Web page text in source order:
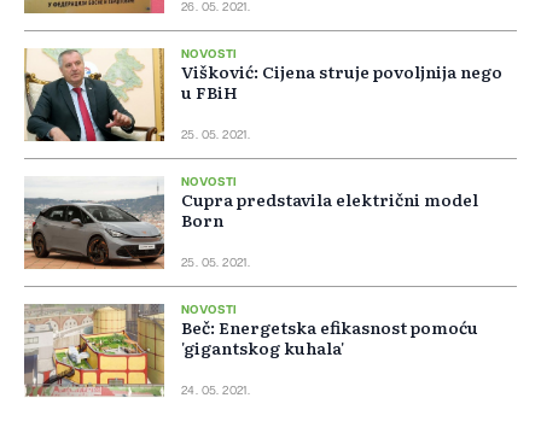
26. 05. 2021.
NOVOSTI
Višković: Cijena struje povoljnija nego
u FBiH
25. 05. 2021.
NOVOSTI
Cupra predstavila električni model
Born
25. 05. 2021.
NOVOSTI
Beč: Energetska efikasnost pomoću
'gigantskog kuhala'
24. 05. 2021.